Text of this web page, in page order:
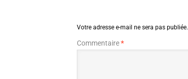
Votre adresse e-mail ne sera pas publiée.
Commentaire*